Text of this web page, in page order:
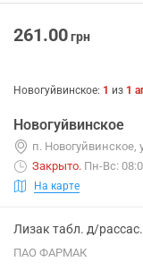
261.00грн
Новогуйвинское: 1 из 1
Новогуйвинское
п. Новогуйвинское,
Закрыто. Пн-Вс:
На карте
Лизак табл. д/
ПАО ФАРМАК